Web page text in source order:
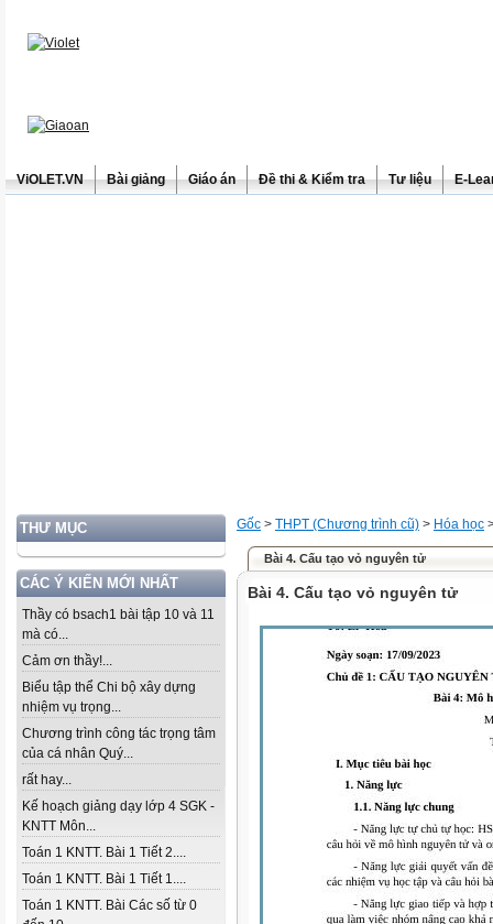
ViOLET.VN Bài giảng Giáo án Đề thi & Kiểm tra Tư liệu E-
THƯ MỤC
CÁC Ý KIẾN MỚI NHẤT
Thầy có bsach1 bài tập 10 và 11
mà có...
Cảm ơn thầy!...
Biểu tập thể Chi bộ xây dựng
nhiệm vụ trọng...
Chương trình công tác trọng tâm
của cá nhân Quý...
rất hay...
Kế hoạch giảng dạy lớp 4 SGK -
KNTT Môn...
Toán 1 KNTT. Bài 1 Tiết 2....
Toán 1 KNTT. Bài 1 Tiết 1....
Toán 1 KNTT. Bài Các số từ 0
Gốc > THPT (Chương trình cũ) > Hóa học
Bài 4. Cấu tạo vỏ nguyên tử
Bài 4. Cấu tạo vỏ nguyên tử